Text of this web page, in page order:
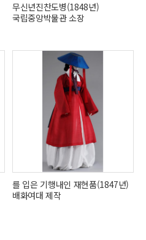
무신년진찬도병(1848년)
국립중앙박물관 소장
를 입은 기행내인 재현품(1847년)
배화여대 제작